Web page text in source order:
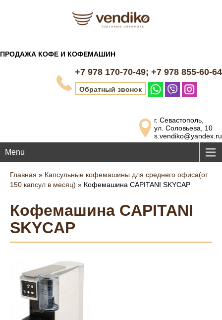
ПРОДАЖА КОФЕ И КОФЕМАШИН
+7 978 170-70-49; +7 978 855-60-64
Обратный звонок
г. Севастополь,
ул. Соловьева, 10
s.vendiko@yandex.ru
Menu
Главная » Капсульные кофемашины для среднего офиса(от
150 капсул в месяц) » Кофемашина CAPITANI SKYCAP
Кофемашина CAPITANI
SKYCAP